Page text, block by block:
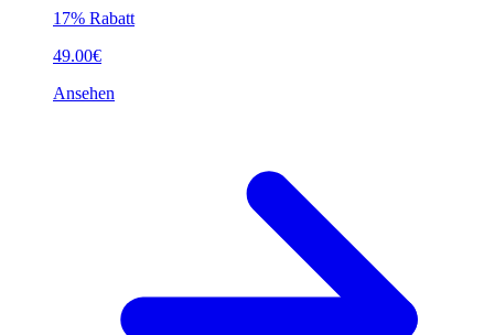
17% Rabatt
49.00€
Ansehen